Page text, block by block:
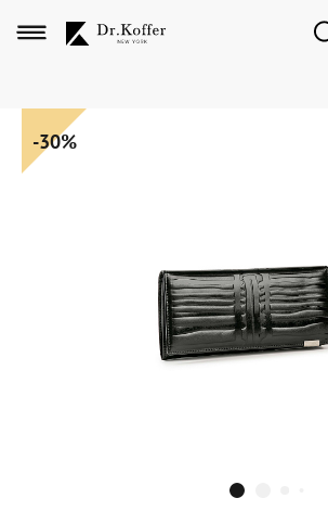
Дорожная коллекция
Женская коллекция
Подарки и сувениры
Dr.Koffer Outlet
-30%